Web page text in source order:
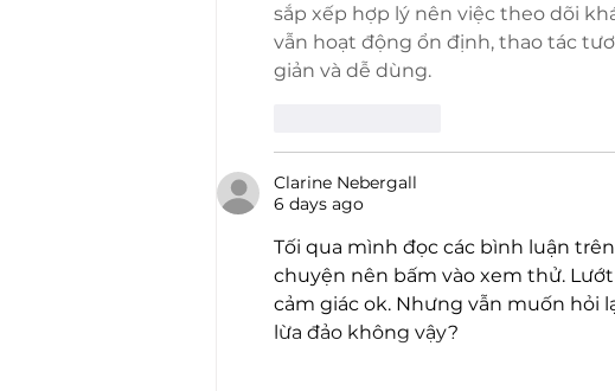
sắp xếp hợp lý nên việc theo dõi
vẫn hoạt động ổn định, thao tác
giản và dễ dùng.
Clarine Nebergall
6 days ago
Tối qua mình đọc các bình luận
chuyện nên bấm vào xem thử.
cảm giác ok. Nhưng vẫn muốn hỏi
lừa đảo không vậy?